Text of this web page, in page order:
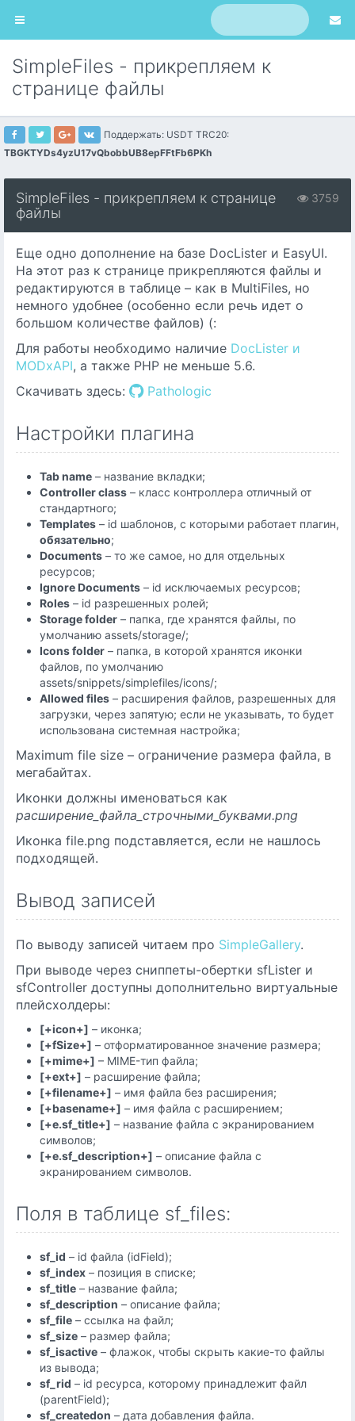
SimpleFiles - прикрепляем к
странице файлы
Поддержать: USDT TRC20:
TBGKTYDs4yzU17vQbobbUB8epFFtFb6PKh
3759
SimpleFiles - прикрепляем к странице
файлы
Еще одно дополнение на базе DocLister и EasyUI.
На этот раз к странице прикрепляются файлы и
редактируются в таблице – как в MultiFiles, но
немного удобнее (особенно если речь идет о
большом количестве файлов) (:
Для работы необходимо наличие DocLister и
MODxAPI, а также PHP не меньше 5.6.
Скачивать здесь:
Pathologic
Настройки плагина
Tab name – название вкладки;
Controller class – класс контроллера отличный от
стандартного;
Templates – id шаблонов, с которыми работает плагин,
обязательно;
Documents – то же самое, но для отдельных
ресурсов;
Ignore Documents – id исключаемых ресурсов;
Roles – id разрешенных ролей;
Storage folder – папка, где хранятся файлы, по
умолчанию assets/storage/;
Icons folder – папка, в которой хранятся иконки
файлов, по умолчанию
assets/snippets/simplefiles/icons/;
Allowed files – расширения файлов, разрешенных для
загрузки, через запятую; если не указывать, то будет
использована системная настройка;
Maximum file size – ограничение размера файла, в
мегабайтах.
Иконки должны именоваться как
расширение_файла_строчными_буквами.png
Иконка file.png подставляется, если не нашлось
подходящей.
Вывод записей
По выводу записей читаем про SimpleGallery.
При выводе через сниппеты-обертки sfLister и
sfController доступны дополнительно виртуальные
плейсхолдеры:
[+icon+] – иконка;
[+fSize+] – отформатированное значение размера;
[+mime+] – MIME-тип файла;
[+ext+] – расширение файла;
[+filename+] – имя файла без расширения;
[+basename+] – имя файла с расширением;
[+e.sf_title+] – название файла с экранированием
символов;
[+e.sf_description+] – описание файла с
экранированием символов.
Поля в таблице sf_files:
sf_id – id файла (idField);
sf_index – позиция в списке;
sf_title – название файла;
sf_description – описание файла;
sf_file – ссылка на файл;
sf_size – размер файла;
sf_isactive – флажок, чтобы скрыть какие-то файлы
из вывода;
sf_rid – id ресурса, которому принадлежит файл
(parentField);
sf_createdon – дата добавления файла.